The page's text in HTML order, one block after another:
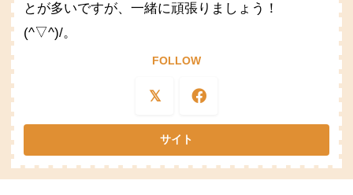
とが多いですが、一緒に頑張りましょう！
(^▽^)/。
FOLLOW